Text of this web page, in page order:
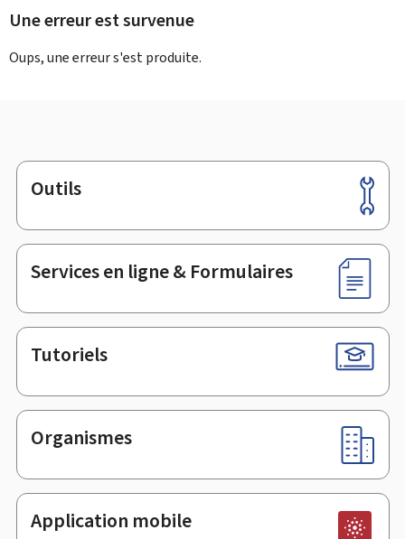
Une erreur est survenue
Oups, une erreur s'est produite.
Pied
de
page
Outils
Services en ligne & Formulaires
Tutoriels
Organismes
Application mobile